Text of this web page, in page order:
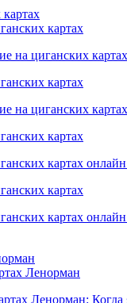
картах
на циганских
картах
на циганских
картах
картах
картах
картах
Ленорман
Ленорман: Когда